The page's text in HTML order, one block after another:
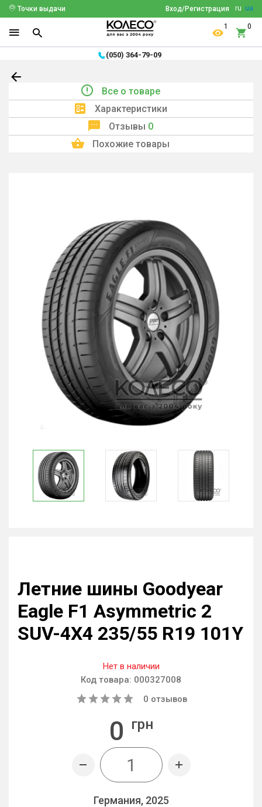
ru ua
Вход/Регистрация
Точки выдачи
1 0
(050) 364-79-09
Все о товаре
Характеристики
Отзывы 0
Похожие товары
Летние шины Goodyear
Eagle F1 Asymmetric 2
SUV-4X4 235/55 R19 101Y
Нет в наличии
Код товара: 000327008
0 отзывов
0 грн
Германия, 2025